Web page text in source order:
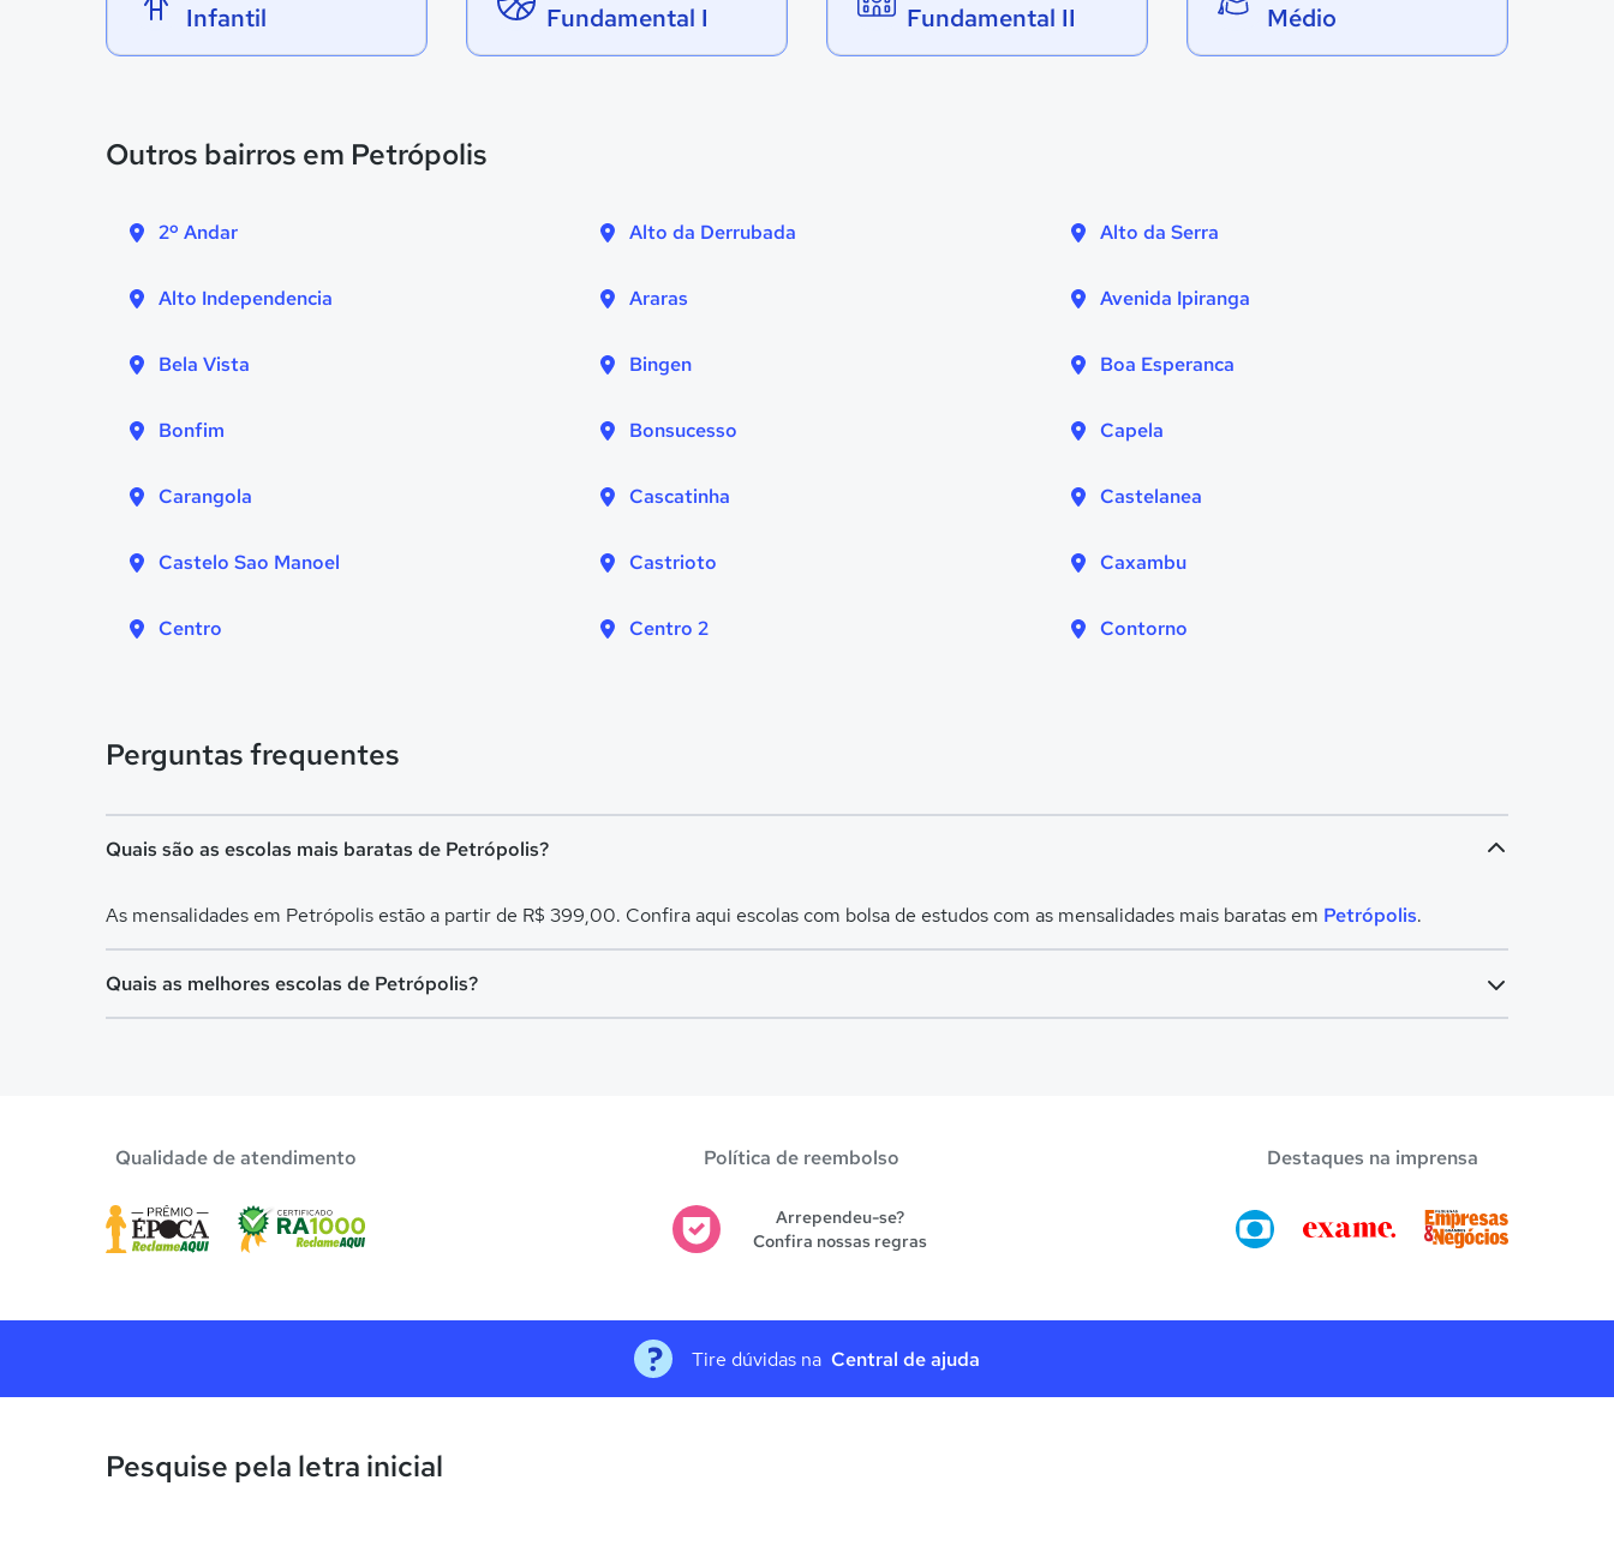
Infantil
Fundamental I
Fundamental II
Médio
Outros bairros em Petrópolis
2º Andar Alto da Derrubada Alto da Serra
Alto Independencia Araras Avenida Ipiranga
Bela Vista Bingen Boa Esperanca
Bonfim Bonsucesso Capela
Carangola Cascatinha Castelanea
Castelo Sao Manoel Castrioto Caxambu
Centro Centro 2 Contorno
Perguntas frequentes
Quais são as escolas mais baratas de Petrópolis?
As mensalidades em Petrópolis estão a partir de R$ 399,00. Confira aqui escolas com bolsa de estudos com as mensalidades mais baratas em Petrópolis.
Quais as melhores escolas de Petrópolis?
Qualidade de atendimento Política de reembolso
Arrependeu-se?
Confira nossas regras
Destaques na imprensa
Tire dúvidas na Central de ajuda
Pesquise pela letra inicial